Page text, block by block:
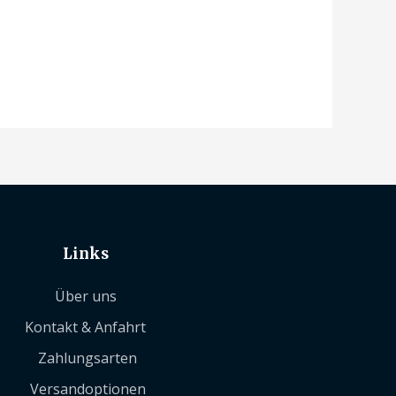
Links
Über uns
Kontakt & Anfahrt
Zahlungsarten
Versandoptionen